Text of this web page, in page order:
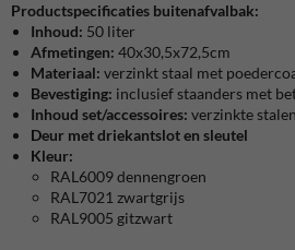
Productspecificaties buitenafvalbak:
Inhoud: 50 liter
Afmetingen: 40x30,5x72,5cm
Materiaal: verzinkt staal met
Bevestiging: inclusief staanders met
Inhoud set/accessoires: verzinkte
Deur met driekantslot en sleutel
Kleur:
RAL6009 dennengroen
RAL7021 zwartgrijs
RAL9005 gitzwart